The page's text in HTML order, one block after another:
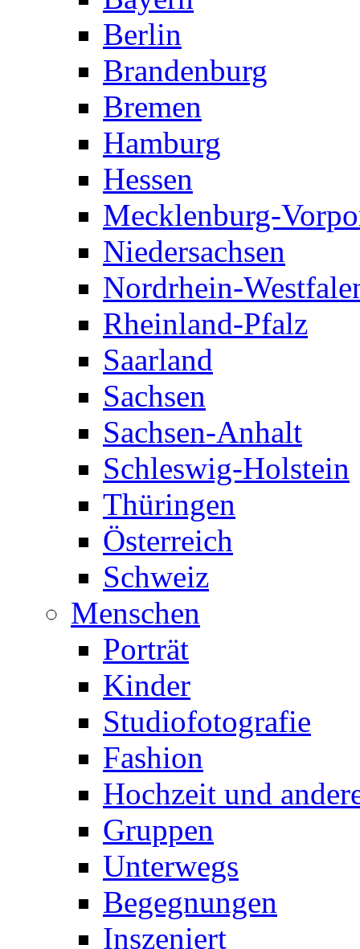
Berlin
Brandenburg
Bremen
Hamburg
Hessen
Mecklenburg-
Niedersachsen
Nordrhein-
Rheinland-Pfalz
Saarland
Sachsen
Sachsen-Anhalt
Schleswig-Holstein
Thüringen
Österreich
Schweiz
Menschen
Porträt
Kinder
Studiofotografie
Fashion
Hochzeit und
Gruppen
Unterwegs
Begegnungen
Inszeniert